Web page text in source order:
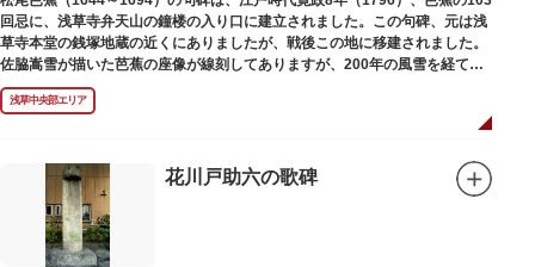
回忌に、浅草寺弁天山の鐘楼の入り口に建立されました。この句碑、元は浅
草寺本堂の銭塚地蔵の近くにありましたが、戦後この地に移建されました。
佐脇嵩雪が描いた芭蕉の座像が線刻してありますが、200年の風雪を経て、
碑石も欠損し、碑面の判読も困難となっています。
浅草中央部エリア
花川戸助六の歌碑